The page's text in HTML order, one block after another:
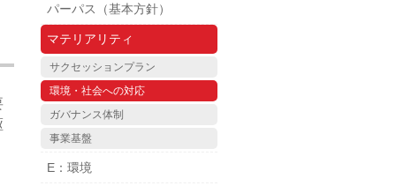
パーパス（基本方針）
マテリアリティ
サクセッションプラン
環境・社会への対応
ガバナンス体制
事業基盤
E：環境